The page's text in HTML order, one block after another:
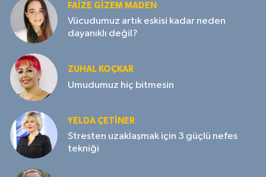
FAIZE GIZEM MADEN
Vücudumuz artık eskisi kadar neden
dayanıklı değil?
ZUHAL KOÇKAR
Umudumuz hiç bitmesin
YELDA ÇETİNER
Stresten uzaklaşmak için 3 güçlü nefes
tekniği